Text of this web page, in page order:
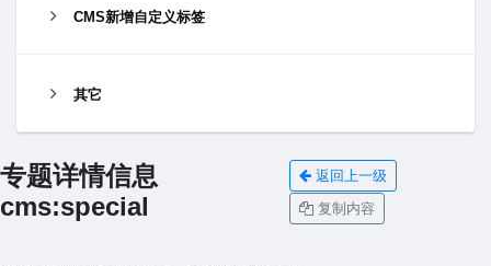
CMS新增自定义标签
其它
专题详情信息
cms:special
返回上一级
复制内容